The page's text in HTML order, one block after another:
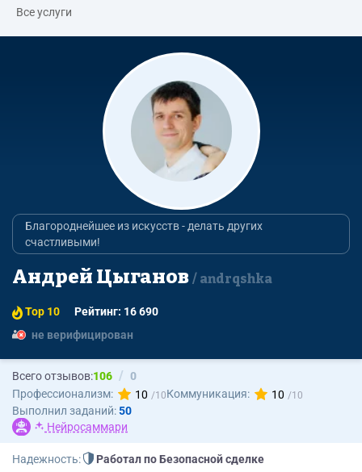
Все услуги
Благороднейшее из искусств - делать других
счастливыми!
Андрей Цыганов andrqshka
Top 10
Рейтинг: 16 690
не верифицирован
Всего отзывов:106
0
Профессионализм:
10 Коммуникация:
10
Выполнил заданий:50
Нейросаммари
Надежность:
Работал по Безопасной сделке